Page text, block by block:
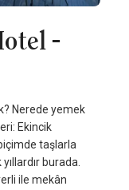
-
Nerede yemek
Ekincik
taşlarla
burada.
ile mekân